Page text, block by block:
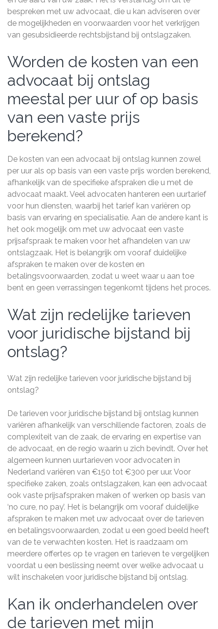
bespreken met uw advocaat, die u kan adviseren over
de mogelijkheden en voorwaarden voor het verkrijgen
van gesubsidieerde rechtsbijstand bij ontslagzaken.
Worden de kosten van een
advocaat bij ontslag
meestal per uur of op basis
van een vaste prijs
berekend?
De kosten van een advocaat bij ontslag kunnen zowel
per uur als op basis van een vaste prijs worden berekend,
afhankelijk van de specifieke afspraken die u met de
advocaat maakt. Veel advocaten hanteren een uurtarief
voor hun diensten, waarbij het tarief kan variëren op
basis van ervaring en specialisatie. Aan de andere kant is
het ook mogelijk om met uw advocaat een vaste
prijsafspraak te maken voor het afhandelen van uw
ontslagzaak. Het is belangrijk om vooraf duidelijke
afspraken te maken over de kosten en
betalingsvoorwaarden, zodat u weet waar u aan toe
bent en geen verrassingen tegenkomt tijdens het proces.
Wat zijn redelijke tarieven
voor juridische bijstand bij
ontslag?
Wat zijn redelijke tarieven voor juridische bijstand bij
ontslag?
De tarieven voor juridische bijstand bij ontslag kunnen
variëren afhankelijk van verschillende factoren, zoals de
complexiteit van de zaak, de ervaring en expertise van
de advocaat, en de regio waarin u zich bevindt. Over het
algemeen kunnen uurtarieven voor advocaten in
Nederland variëren van €150 tot €300 per uur. Voor
specifieke zaken, zoals ontslagzaken, kan een advocaat
ook vaste prijsafspraken maken of werken op basis van
‘no cure, no pay’. Het is belangrijk om vooraf duidelijke
afspraken te maken met uw advocaat over de tarieven
en betalingsvoorwaarden, zodat u een goed beeld heeft
van de te verwachten kosten. Het is raadzaam om
meerdere offertes op te vragen en tarieven te vergelijken
voordat u een beslissing neemt over welke advocaat u
wilt inschakelen voor juridische bijstand bij ontslag.
Kan ik onderhandelen over
de tarieven met mijn